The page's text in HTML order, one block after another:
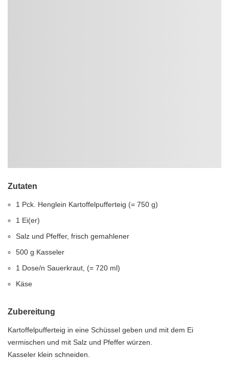
Zutaten
1 Pck. Henglein Kartoffelpufferteig (= 750 g)
1 Ei(er)
Salz und Pfeffer, frisch gemahlener
500 g Kasseler
1 Dose/n Sauerkraut, (= 720 ml)
Käse
Zubereitung
Kartoffelpufferteig in eine Schüssel geben und mit dem Ei
vermischen und mit Salz und Pfeffer würzen.
Kasseler klein schneiden.